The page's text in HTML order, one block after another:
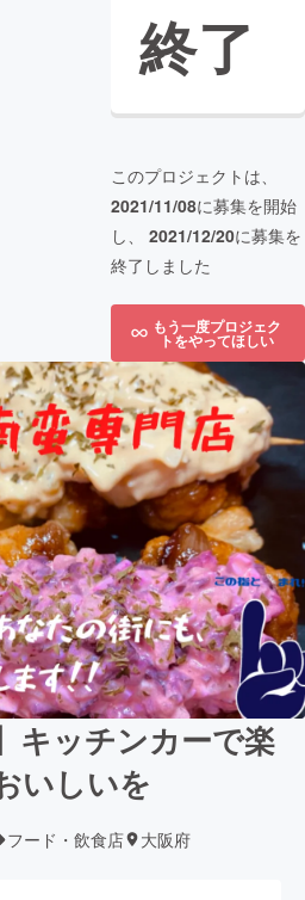
終了
このプロジェクトは、
2021/11/08に募集を開始
し、 2021/12/20に募集を
終了しました
もう一度プロジェク
トをやってほしい
キッチンカーで楽
いしいを
フード・飲食店 大阪府